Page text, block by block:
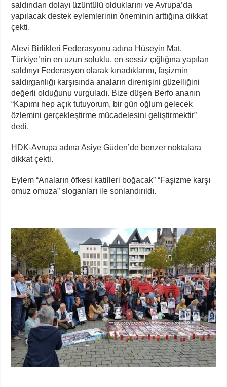
saldırıdan dolayı üzüntülü olduklarını ve Avrupa’da
yapılacak destek eylemlerinin öneminin arttığına dikkat
çekti.
Alevi Birlikleri Federasyonu adına Hüseyin Mat,
Türkiye’nin en uzun soluklu, en sessiz çığlığına yapılan
saldırıyı Federasyon olarak kınadıklarını, faşizmin
saldırganlığı karşısında anaların direnişini güzelliğini
değerli olduğunu vurguladı. Bize düşen Berfo ananın
“Kapımı hep açık tutuyorum, bir gün oğlum gelecek
özlemini gerçekleştirme mücadelesini geliştirmektir”
dedi.
HDK-Avrupa adına Asiye Güden’de benzer noktalara
dikkat çekti.
Eylem “Anaların öfkesi katilleri boğacak” “Faşizme karşı
omuz omuza” sloganları ile sonlandırıldı.